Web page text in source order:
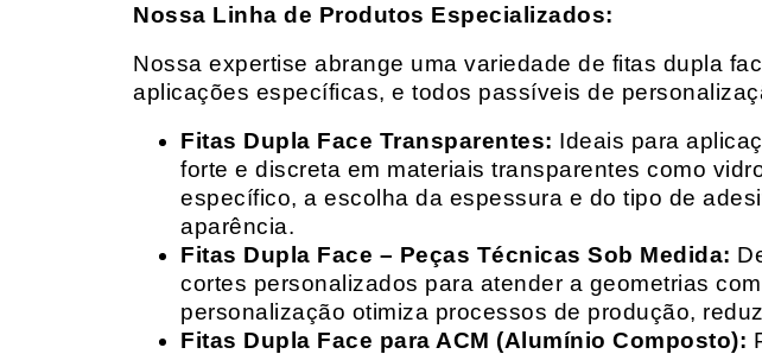
Nossa Linha de Produtos Especializados:
Nossa expertise abrange uma variedade de fitas dupla
aplicações específicas, e todos passíveis de
Fitas Dupla Face Transparentes: Ideais para
forte e discreta em materiais transparentes como
específico, a escolha da espessura e do tipo de
aparência.
Fitas Dupla Face – Peças Técnicas Sob Medida:
cortes personalizados para atender a geometrias
personalização otimiza processos de produção,
Fitas Dupla Face para ACM (Alumínio Composto):